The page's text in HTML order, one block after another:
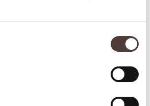
con los materiales
hueso está demostrado que
y mejora los
mejorar
el hueso del paciente para